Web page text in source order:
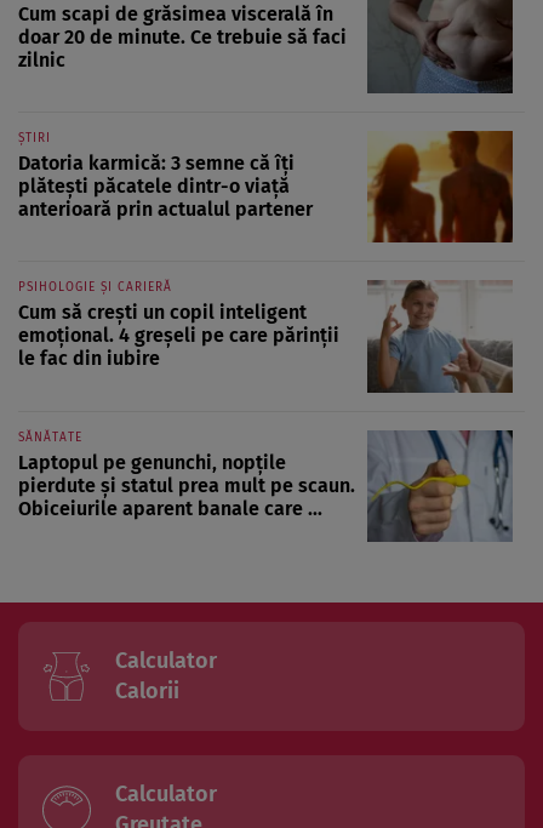
Cum scapi de grăsimea viscerală în
doar 20 de minute. Ce trebuie să faci
zilnic
ȘTIRI
Datoria karmică: 3 semne că îți
plătești păcatele dintr-o viață
anterioară prin actualul partener
PSIHOLOGIE ȘI CARIERĂ
Cum să crești un copil inteligent
emoțional. 4 greșeli pe care părinții
le fac din iubire
SĂNĂTATE
Laptopul pe genunchi, nopțile
pierdute și statul prea mult pe scaun.
Obiceiurile aparent banale care ...
Calculator
Calorii
Calculator